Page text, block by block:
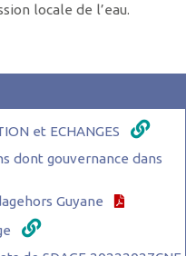
locale de l’eau.
et ECHANGES
dont gouvernance dans
Guyane